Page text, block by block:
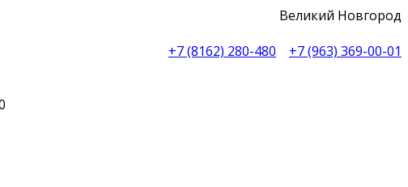
Великий Новгород
+7 (8162) 280-480
+7 (963) 369-00-01